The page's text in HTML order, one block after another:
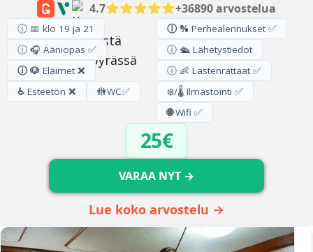
4.7
+36890 arvostelua
ⓘ 📅 klo 19 ja 21
ⓘ 🎧 Ääniopas ✅
ⓘ 🐶 Eläimet ❌
♿ Esteetön ❌ 🚻WC✅
ⓘ % Perhealennukset ✅
ⓘ 🛳️ Lähetystiedot
ⓘ 👶 Lastenrattaat ✅
❄️/🌡️ Ilmastointi ✅
🌐Wifi ✅
25€
VARAA NYT →
Lue koko arvostelu →